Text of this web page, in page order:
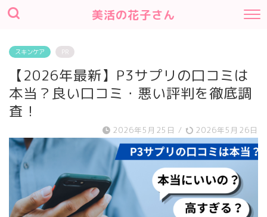
美活の花子さん
スキンケア PR
【2026年最新】P3サプリの口コミは
本当？良い口コミ・悪い評判を徹底調
査！
2026年5月25日 / 2026年5月26日